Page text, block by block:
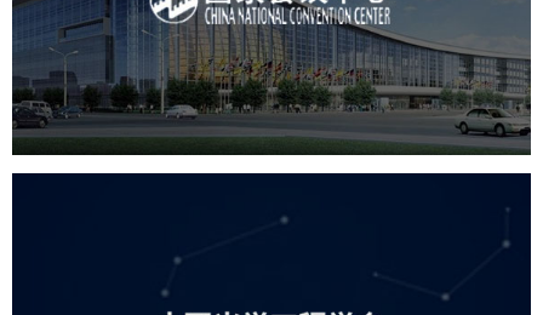
专业服务 网站建设 网站设计
中国光学工程学会